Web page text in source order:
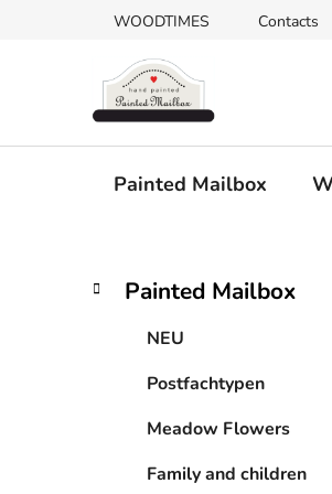
WOODTIMES Contacts
Painted Mailbox
SKategorien
überspringen
K
a
Painted Mailbox
NEU
Postfachtypen
Meadow Flowers
Family and children